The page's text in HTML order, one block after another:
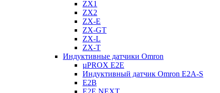
ZX1
ZX2
ZX-E
ZX-GT
ZX-L
ZX-T
Индуктивные датчики Omron
µPROX E2E
Индуктивный датчик Omron E2A-S
E2B
E2E NEXT